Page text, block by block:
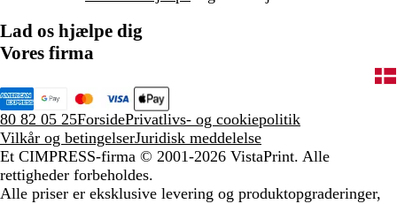
Lad os hjælpe dig
Vores firma
80 82 05 25ForsidePrivatlivs- og cookiepolitik
Vilkår og betingelserJuridisk meddelelse
Et CIMPRESS-firma © 2001-2026 VistaPrint. Alle
rettigheder forbeholdes.
Alle priser er eksklusive levering og produktopgraderinger,